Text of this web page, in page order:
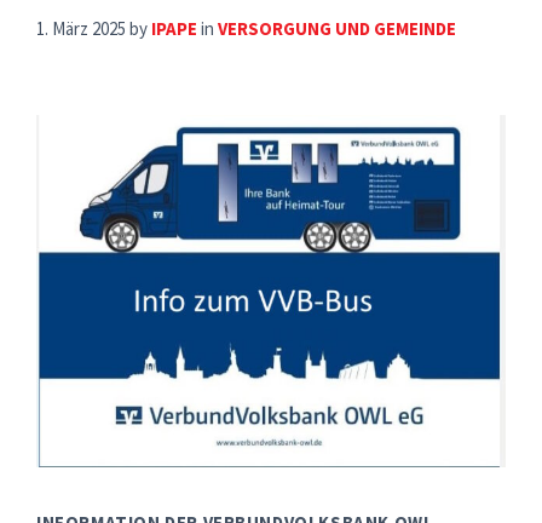
1. März 2025 by IPAPE in VERSORGUNG UND GEMEINDE